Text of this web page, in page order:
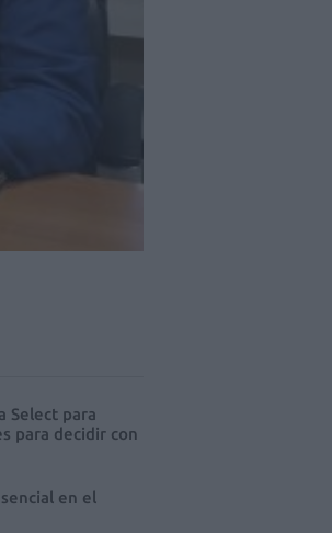
Select para
para decidir con
en el